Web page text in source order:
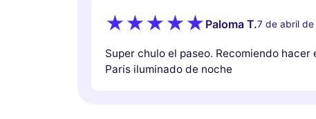
Paloma T.7 de abril de
Super chulo el paseo. Recomiendo hacer
Paris iluminado de noche